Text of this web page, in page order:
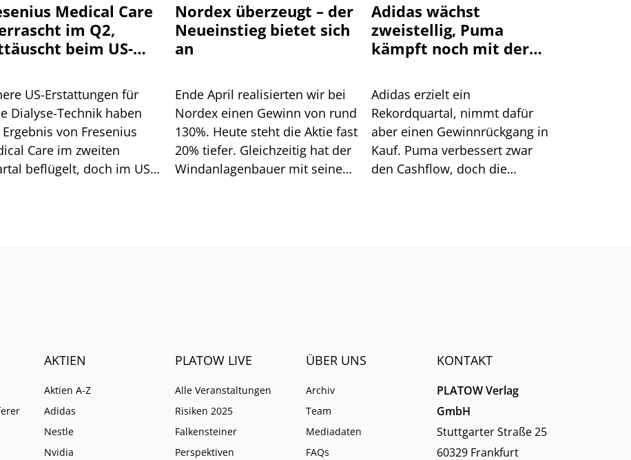
Medical Care
im Q2,
beim US-
US-Erstattungen für
Dialyse-Technik haben
Ergebnis von Fresenius
Care im zweiten
beflügelt, doch im US-
Nordex überzeugt – der
Neueinstieg bietet sich
an
Ende April realisierten wir bei
Nordex einen Gewinn von rund
130%. Heute steht die Aktie fast
20% tiefer. Gleichzeitig hat der
Windanlagenbauer mit seinen
Adidas wächst
zweistellig, Puma
kämpft noch mit der
Adidas erzielt ein
Rekordquartal, nimmt dafür
aber einen Gewinnrückgang in
Kauf. Puma verbessert zwar
den Cashflow, doch die
AKTIEN
Aktien A-Z
Adidas
Nestle
Nvidia
PLATOW LIVE
Alle Veranstaltungen
Risiken 2025
Falkensteiner
Perspektiven
ÜBER UNS
Archiv
Team
Mediadaten
FAQs
KONTAKT
PLATOW Verlag
GmbH
Stuttgarter Straße 25
60329 Frankfurt